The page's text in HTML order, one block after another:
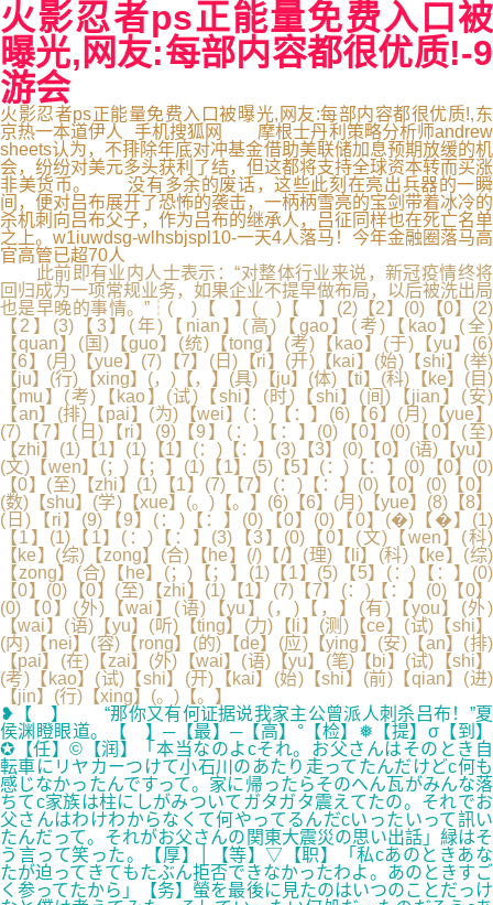
火影忍者ps正能量免费入口被
曝光,网友:每部内容都很优质!-9
游会
火影忍者ps正能量免费入口被曝光,网友:每部内容都很优质!,东
京热一本道伊人_手机搜狐网 摩根士丹利策略分析师andrew
sheets认为，不排除年底对冲基金借助美联储加息预期放缓的机
会，纷纷对美元多头获利了结，但这都将支持全球资本转而买涨
非美货币。 没有多余的废话，这些此刻在亮出兵器的一瞬
间，便对吕布展开了恐怖的袭击，一柄柄雪亮的宝剑带着冰冷的
杀机刺向吕布父子，作为吕布的继承人，吕征同样也在死亡名单
之上。w1iuwdsg-wlhsbjspl10-一天4人落马！今年金融圈落马高
官高管已超70人
此前即有业内人士表示：“对整体行业来说，新冠疫情终将
回归成为一项常规业务，如果企业不提早做布局，以后被洗出局
也是早晚的事情。”┆( )【 】( )【 】(2)【2】(0)【0】(2)
【2】(3)【3】(年)【nian】(高)【gao】(考)【kao】(全)
【quan】(国)【guo】(统)【tong】(考)【kao】(于)【yu】(6)
【6】(月)【yue】(7)【7】(日)【ri】(开)【kai】(始)【shi】(举)
【ju】(行)【xing】(，)【，】(具)【ju】(体)【ti】(科)【ke】(目)
【mu】(考)【kao】(试)【shi】(时)【shi】(间)【jian】(安)
【an】(排)【pai】(为)【wei】(：)【：】(6)【6】(月)【yue】
(7)【7】(日)【ri】(9)【9】(：)【：】(0)【0】(0)【0】(至)
【zhi】(1)【1】(1)【1】(：)【：】(3)【3】(0)【0】(语)【yu】
(文)【wen】(；)【；】(1)【1】(5)【5】(：)【：】(0)【0】(0)
【0】(至)【zhi】(1)【1】(7)【7】(：)【：】(0)【0】(0)【0】
(数)【shu】(学)【xue】(。)【。】(6)【6】(月)【yue】(8)【8】
(日)【ri】(9)【9】(：)【：】(0)【0】(0)【0】(�)【�】(1)
【1】(1)【1】(：)【：】(3)【3】(0)【0】(文)【wen】(科)
【ke】(综)【zong】(合)【he】(/)【/】(理)【li】(科)【ke】(综)
【zong】(合)【he】(；)【；】(1)【1】(5)【5】(：)【：】(0)
【0】(0)【0】(至)【zhi】(1)【1】(7)【7】(：)【：】(0)【0】
(0)【0】(外)【wai】(语)【yu】(，)【，】(有)【you】(外)
【wai】(语)【yu】(听)【ting】(力)【li】(测)【ce】(试)【shi】
(内)【nei】(容)【rong】(的)【de】(应)【ying】(安)【an】(排)
【pai】(在)【zai】(外)【wai】(语)【yu】(笔)【bi】(试)【shi】
(考)【kao】(试)【shi】(开)【kai】(始)【shi】(前)【qian】(进)
【jin】(行)【xing】(。)【。】
❥【 】 “那你又有何证据说我家主公曾派人刺杀吕布！”夏
侯渊瞪眼道。【 】─【最】─【高】°【检】❅【提】σ【到】
✪【任】©【润】「本当なのよcそれ。お父さんはそのとき自
転車にリヤカーつけて小石川のあたり走ってたんだけどc何も
感じなかったんですって。家に帰ったらそのへん瓦がみんな落
ちてc家族は柱にしがみついてガタガタ震えてたの。それでお
父さんはわけわからなくて何やってるんだcいったいって訊い
たんだって。それがお父さんの関東大震災の思い出話」緑はそ
う言って笑った。【厚】│【等】▽【职】「私cあのときあな
たが迫ってきてもたぶん拒否できなかったわよ。あのときすご
く参ってたから」【务】螢を最後に見たのはいつのことだっけ